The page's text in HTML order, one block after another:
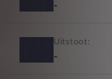
-
Uitstoot:
-